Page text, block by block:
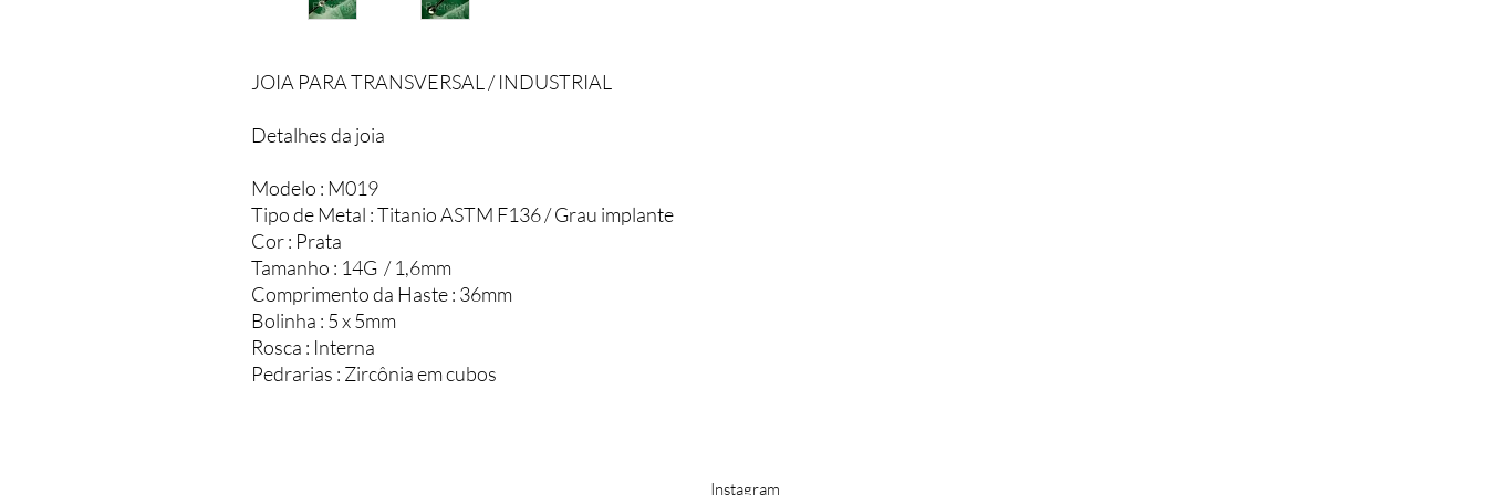
JOIA PARA TRANSVERSAL / INDUSTRIAL
Detalhes da joia
Modelo : M019
Tipo de Metal : Titanio ASTM F136 / Grau implante
Cor : Prata
Tamanho : 14G / 1,6mm
Comprimento da Haste : 36mm
Bolinha : 5 x 5mm
Rosca : Interna
Pedrarias : Zircônia em cubos
Instagram